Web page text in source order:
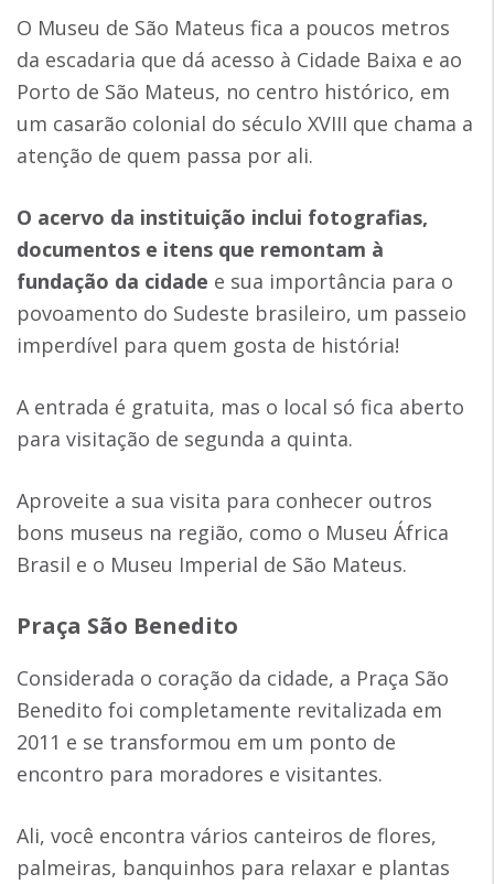
O Museu de São Mateus fica a poucos metros
da escadaria que dá acesso à Cidade Baixa e ao
Porto de São Mateus, no centro histórico, em
um casarão colonial do século XVIII que chama a
atenção de quem passa por ali.
O acervo da instituição inclui fotografias,
documentos e itens que remontam à
fundação da cidade e sua importância para o
povoamento do Sudeste brasileiro, um passeio
imperdível para quem gosta de história!
A entrada é gratuita, mas o local só fica aberto
para visitação de segunda a quinta.
Aproveite a sua visita para conhecer outros
bons museus na região, como o Museu África
Brasil e o Museu Imperial de São Mateus.
Praça São Benedito
Considerada o coração da cidade, a Praça São
Benedito foi completamente revitalizada em
2011 e se transformou em um ponto de
encontro para moradores e visitantes.
Ali, você encontra vários canteiros de flores,
palmeiras, banquinhos para relaxar e plantas